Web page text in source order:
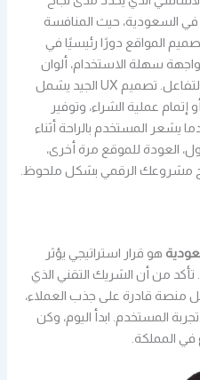
في السعودية، حيث المنافسة
المواقع دورًا رئيسيًا في
سهلة الاستخدام، ألوان
متناسقة، وأزرار واضحة تحفز على التفاعل. تصميم UX الجيد يشمل
عملية الشراء، وتوفير
يشعر المستخدم بالراحة أثناء
العودة للموقع مرة أخرى،
مشروعك الرقمي بشكل ملحوظ.
هو قرار استراتيجي يؤثر
من أن الشريك التقني الذي
منصة قادرة على جذب العملاء،
المستخدم. ابدأ اليوم، وكن
في المملكة.